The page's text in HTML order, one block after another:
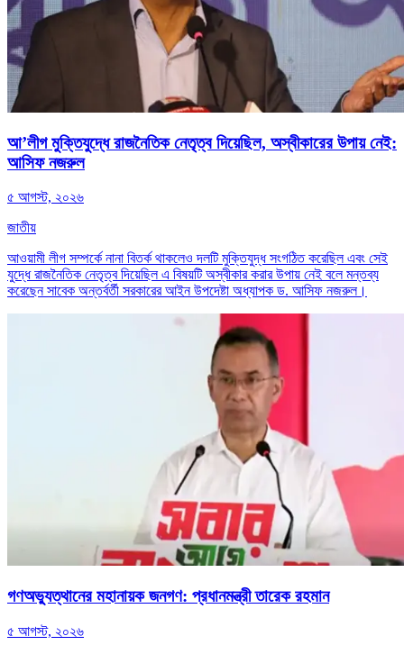
আ’লীগ মুক্তিযুদ্ধে রাজনৈতিক নেতৃত্ব দিয়েছিল, অস্বীকারের উপায় নেই:
আসিফ নজরুল
৫ আগস্ট, ২০২৬
জাতীয়
আওয়ামী লীগ সম্পর্কে নানা বিতর্ক থাকলেও দলটি মুক্তিযুদ্ধ সংগঠিত করেছিল এবং সেই
যুদ্ধে রাজনৈতিক নেতৃত্ব দিয়েছিল এ বিষয়টি অস্বীকার করার উপায় নেই বলে মন্তব্য
করেছেন সাবেক অন্তর্বর্তী সরকারের আইন উপদেষ্টা অধ্যাপক ড. আসিফ নজরুল।
গণঅভ্যুত্থানের মহানায়ক জনগণ: প্রধানমন্ত্রী তারেক রহমান
৫ আগস্ট, ২০২৬